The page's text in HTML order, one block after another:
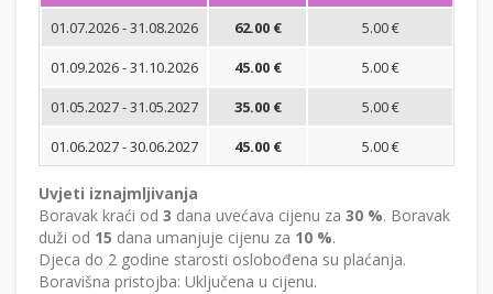
01.07.2026 - 31.08.2026
62.00 €
5.00 €
01.09.2026 - 31.10.2026
45.00 €
5.00 €
01.05.2027 - 31.05.2027
35.00 €
5.00 €
01.06.2027 - 30.06.2027
45.00 € 5.00 €
Uvjeti iznajmljivanja
Boravak kraći od 3 dana uvećava cijenu za 30 %. Boravak
duži od 15 dana umanjuje cijenu za 10 %.
Djeca do 2 godine starosti oslobođena su plaćanja.
Boravišna pristojba: Uključena u cijenu.